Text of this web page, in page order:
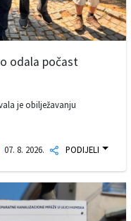
odala počast
je obilježavanju
07. 8. 2026. PODIJELI